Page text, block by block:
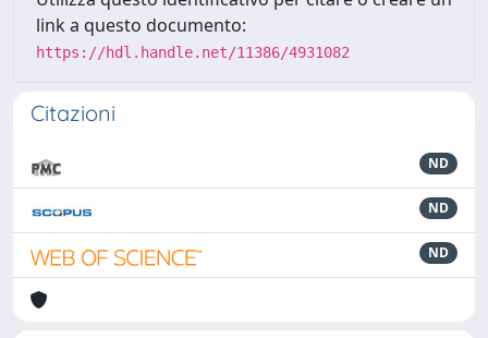
link a questo documento:
https://hdl.handle.net/11386/4931082
Citazioni
ND
ND
ND